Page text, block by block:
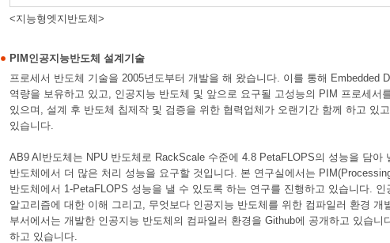
<지능형엣지반도체>
PIM인공지능반도체 설계기술
프로세서 반도체 기술을 2005년도부터 개발을 해 왔습니다. 이를 통해
역량을 보유하고 있고, 인공지능 반도체 및 앞으로 요구될 고성능의 PIM 프로세
있으며, 설계 후 반도체 칩제작 및 검증을 위한 협력업체가 오랜기간 함께 하고 있
있습니다.
AB9 AI반도체는 NPU 반도체로 RackScale 수준에 4.8 PetaFLOPS의 성능을 담
반도체에서 더 많은 처리 성능을 요구할 것입니다. 본 연구실에서는
반도체에서 1-PetaFLOPS 성능을 낼 수 있도록 하는 연구를 진행하고 있습니다.
알고리즘에 대한 이해 그리고, 무엇보다 인공지능 반도체를 위한 컴파일러 환경
부서에서는 개발한 인공지능 반도체의 컴파일러 환경을 Github에 공개하고 있습
하고 있습니다.